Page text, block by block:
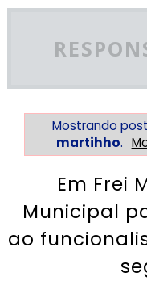
Mostrando
martihho.
Em Frei
Municipal
ao